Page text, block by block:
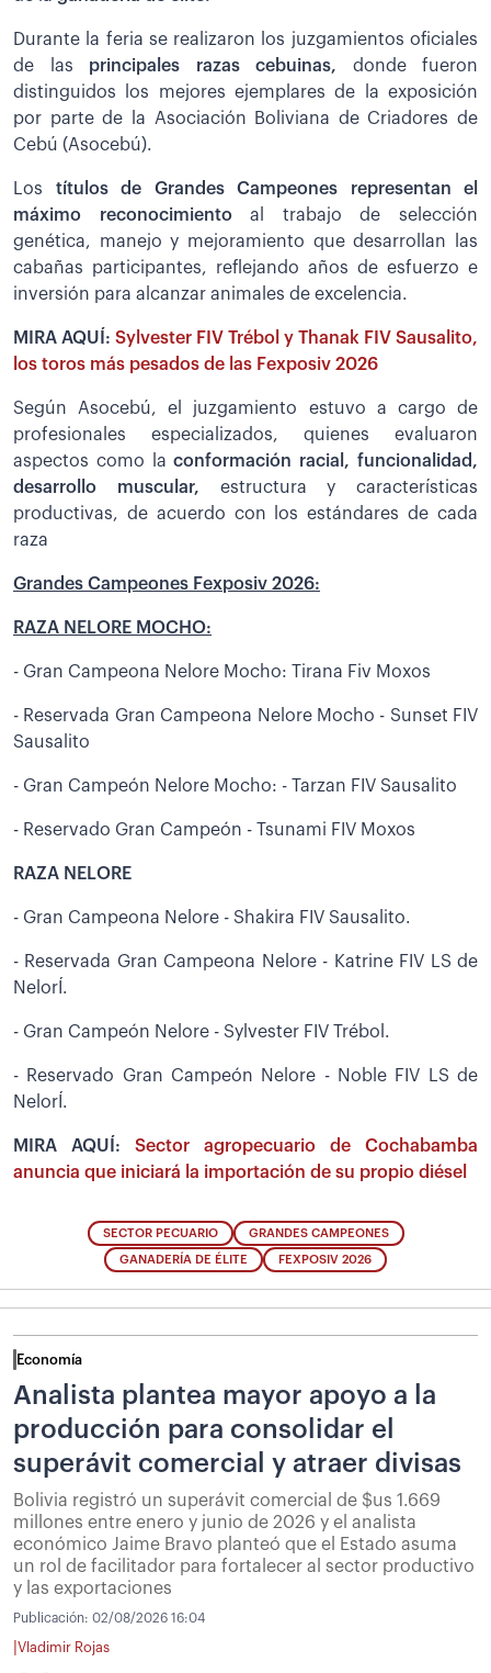
Durante la feria se realizaron los juzgamientos oficiales
de las principales razas cebuinas, donde fueron
distinguidos los mejores ejemplares de la exposición
por parte de la Asociación Boliviana de Criadores de
Cebú (Asocebú).
Los títulos de Grandes Campeones representan el
máximo reconocimientoal trabajo de selección
genética, manejo y mejoramiento que desarrollan las
cabañas participantes, reflejando años de esfuerzo e
inversión para alcanzar animales de excelencia.
MIRA AQUÍ: Sylvester FIV Trébol y Thanak FIV Sausalito,
los toros más pesados de las Fexposiv 2026
Según Asocebú, el juzgamiento estuvo a cargo de
profesionales especializados, quienes evaluaron
aspectos como laconformación racial, funcionalidad,
desarrollo muscular, estructura y características
productivas, de acuerdo con los estándares de cada
raza
Grandes Campeones Fexposiv 2026:
RAZA NELORE MOCHO:
- Gran Campeona Nelore Mocho: Tirana Fiv Moxos
- Reservada Gran Campeona Nelore Mocho - Sunset FIV
Sausalito
- Gran Campeón Nelore Mocho: - Tarzan FIV Sausalito
- Reservado Gran Campeón - Tsunami FIV Moxos
RAZA NELORE
- Gran Campeona Nelore - Shakira FIV Sausalito.
- Reservada Gran Campeona Nelore - Katrine FIV LS de
NelorÍ.
- Gran Campeón Nelore - Sylvester FIV Trébol.
- Reservado Gran Campeón Nelore - Noble FIV LS de
NelorÍ.
MIRA AQUÍ: Sector agropecuario de Cochabamba
anuncia que iniciará la importación de su propio diésel
SECTOR PECUARIO GRANDES CAMPEONES
GANADERÍA DE ÉLITE FEXPOSIV 2026
Economía
Analista plantea mayor apoyo a la
producción para consolidar el
superávit comercial y atraer divisas
Bolivia registró un superávit comercial de $us 1.669
millones entre enero y junio de 2026 y el analista
económico Jaime Bravo planteó que el Estado asuma
un rol de facilitador para fortalecer al sector productivo
y las exportaciones
Publicación: 02/08/2026 16:04
Vladimir Rojas